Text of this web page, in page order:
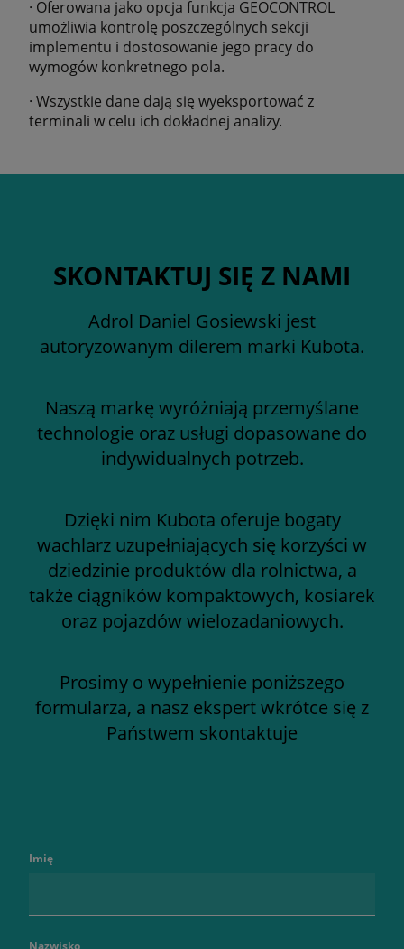
· Oferowana jako opcja funkcja GEOCONTROL
umożliwia kontrolę poszczególnych sekcji
implementu i dostosowanie jego pracy do
wymogów konkretnego pola.
· Wszystkie dane dają się wyeksportować z
terminali w celu ich dokładnej analizy.
SKONTAKTUJ SIĘ Z NAMI
Adrol Daniel Gosiewski jest
autoryzowanym dilerem marki Kubota.
Naszą markę wyróżniają przemyślane
technologie oraz usługi dopasowane do
indywidualnych potrzeb.
Dzięki nim Kubota oferuje bogaty
wachlarz uzupełniających się korzyści w
dziedzinie produktów dla rolnictwa, a
także ciągników kompaktowych, kosiarek
oraz pojazdów wielozadaniowych.
Prosimy o wypełnienie poniższego
formularza, a nasz ekspert wkrótce się z
Państwem skontaktuje
Imię
Nazwisko